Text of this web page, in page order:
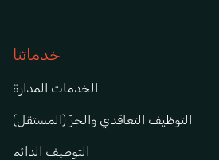
خدماتنا
الخدمات المدارة
التوظيف التعاقدي والحرّ (المستقل)
التوظيف الدائم